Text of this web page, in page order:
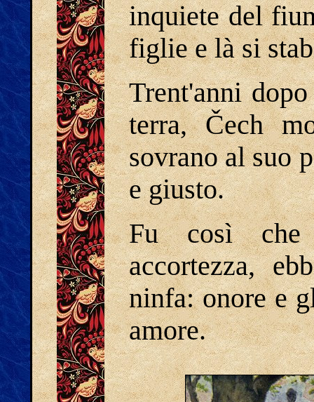
inquiete del
figlie e là si
Trent'anni
terra, Čech
sovrano al suo
e giusto.
Fu così
accortezza,
ninfa: onore e
amore.